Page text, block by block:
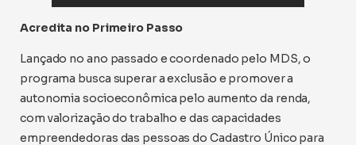
Acredita no Primeiro Passo
Lançado no ano passado e coordenado pelo MDS, o
programa busca superar a exclusão e promover a
autonomia socioeconômica pelo aumento da renda,
com valorização do trabalho e das capacidades
empreendedoras das pessoas do Cadastro Único para